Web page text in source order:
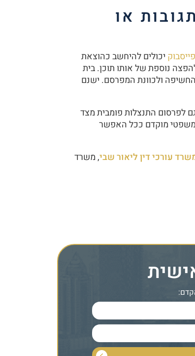
או
יכולים להיחשב כהוצאת
נוספת של אותו תוכן. בית
ולכוונת המפרסם. ישנם
לפרסום התנצלות פומבית מצד
משפטי מוקדם ככל האפשר
עורכי דין ליאור שבי, משרד